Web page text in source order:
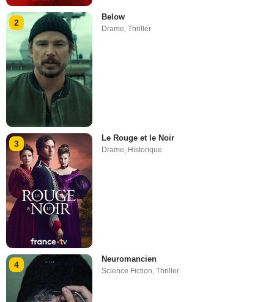
2
Below
Drame ,Thriller
3
Le Rouge et le Noir
Drame, Historique
4
Neuromancien
Science Fiction,Thriller